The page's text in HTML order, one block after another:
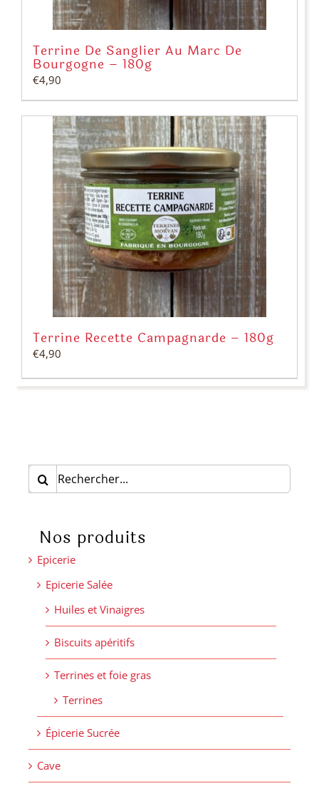
Terrine De Sanglier Au Marc De
Bourgogne – 180g
€4,90
Terrine Recette Campagnarde – 180g
€4,90
Rechercher:
Nos produits
Epicerie
Epicerie Salée
Huiles et Vinaigres
Biscuits apéritifs
Terrines et foie gras
Terrines
Épicerie Sucrée
Cave